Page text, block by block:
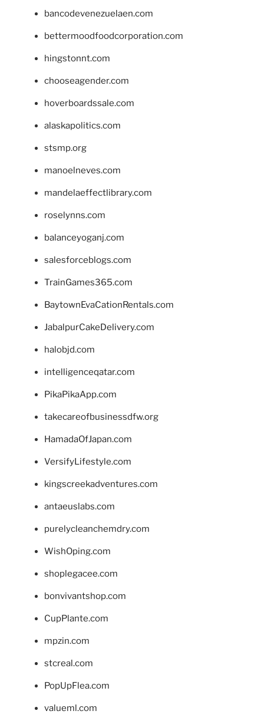
bancodevenezuelaen.com
bettermoodfoodcorporation.com
hingstonnt.com
chooseagender.com
hoverboardssale.com
alaskapolitics.com
stsmp.org
manoelneves.com
mandelaeffectlibrary.com
roselynns.com
balanceyoganj.com
salesforceblogs.com
TrainGames365.com
BaytownEvaCationRentals.com
JabalpurCakeDelivery.com
halobjd.com
intelligenceqatar.com
PikaPikaApp.com
takecareofbusinessdfw.org
HamadaOfJapan.com
VersifyLifestyle.com
kingscreekadventures.com
antaeuslabs.com
purelycleanchemdry.com
WishOping.com
shoplegacee.com
bonvivantshop.com
CupPlante.com
mpzin.com
stcreal.com
PopUpFlea.com
valueml.com